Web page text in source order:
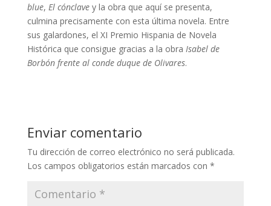
blue, El cónclavey la obra que aquí se presenta,
culmina precisamente con esta última novela. Entre
sus galardones, el XI Premio Hispania de Novela
Histórica que consigue gracias a la obra Isabel de
Borbón frente al conde duque de Olivares.
Enviar comentario
Tu dirección de correo electrónico no será publicada.
Los campos obligatorios están marcados con *